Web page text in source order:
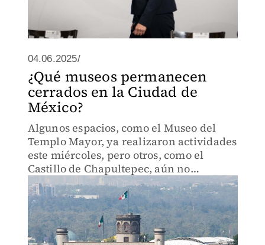
04.06.2025/
¿Qué museos permanecen
cerrados en la Ciudad de
México?
Algunos espacios, como el Museo del
Templo Mayor, ya realizaron actividades
este miércoles, pero otros, como el
Castillo de Chapultepec, aún no
informan al público sobre su reapertura.